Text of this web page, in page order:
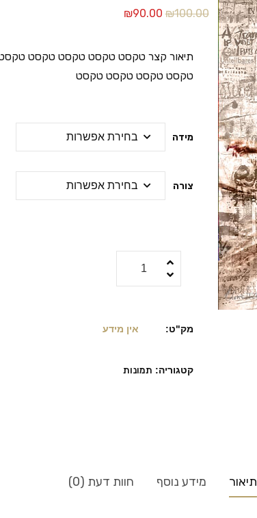
₪100.00
₪90.00
תיאור קצר טקסט טקסט טקסט טקסט
טקסט טקסט טקסט טקסט
מידה
צורה
מק"ט: אין מידע
קטגוריה: תמונות
תיאור מידע נוסף חוות דעת (0)